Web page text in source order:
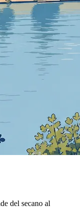
del secano al